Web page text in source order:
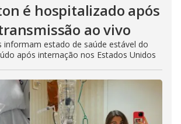
é hospitalizado após
ao vivo
informam estado de saúde estável do
após internação nos Estados Unidos